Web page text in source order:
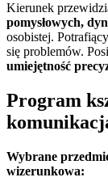
Kierunek
pomysłowych,
osobistej.
się problemów.
umiejętność
Program
Wybrane
wizerunkowa: